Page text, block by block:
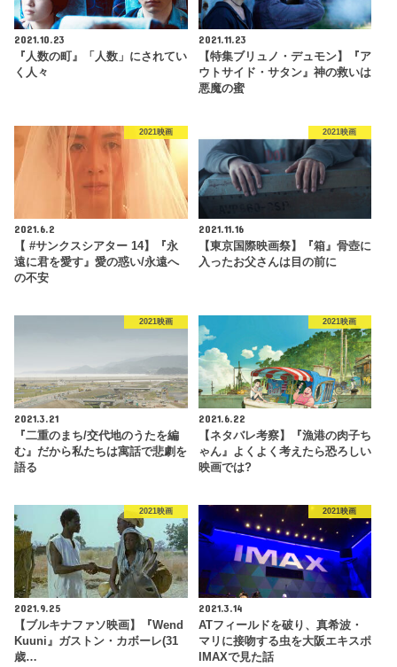
2021.10.23
『人数の町』「人数」にされてい
く人々
2021.11.23
【特集ブリュノ・デュモン】『ア
ウトサイド・サタン』神の救いは
悪魔の蜜
2021映画
2021.6.2
【 #サンクスシアター 14】『永
遠に君を愛す』愛の惑い/永遠へ
の不安
2021映画
2021.11.16
【東京国際映画祭】『箱』骨壺に
入ったお父さんは目の前に
2021映画
2021.3.21
『二重のまち/交代地のうたを編
む』だから私たちは寓話で悲劇を
語る
2021映画
2021.6.22
【ネタバレ考察】『漁港の肉子ち
ゃん』よくよく考えたら恐ろしい
映画では?
2021映画
2021.9.25
【ブルキナファソ映画】『Wend
Kuuni』ガストン・カボーレ(31
歳…
2021映画
2021.3.14
ATフィールドを破り、真希波・
マリに接吻する虫を大阪エキスポ
IMAXで見た話